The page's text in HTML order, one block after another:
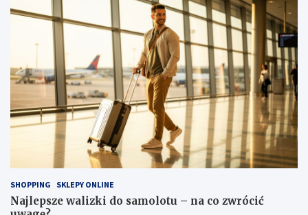
SHOPPING SKLEPY ONLINE
Najlepsze walizki do samolotu – na co zwrócić